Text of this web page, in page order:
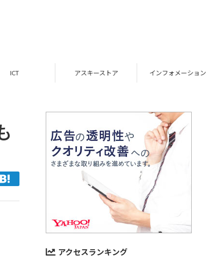
ICT アスキーストア インフォメーション
アクセスランキング